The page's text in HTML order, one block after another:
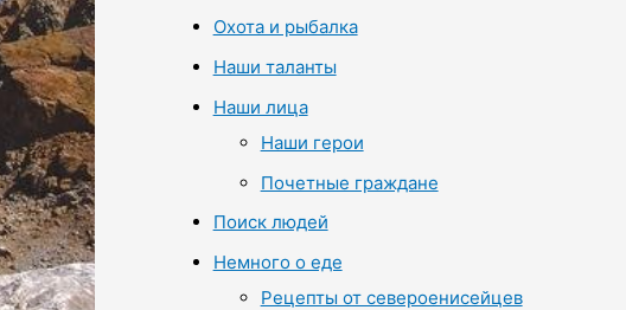
Охота и рыбалка
Наши таланты
Наши лица
Наши герои
Почетные граждане
Поиск людей
Немного о еде
Рецепты от североенисейцев